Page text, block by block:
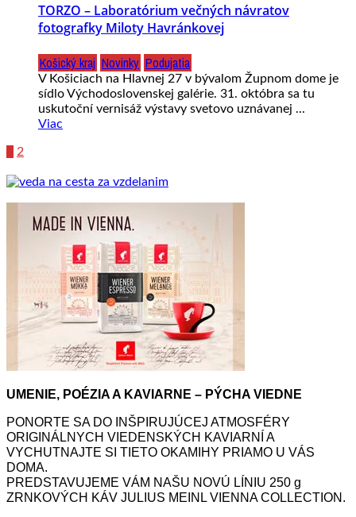
TORZO – Laboratórium večných návratov
fotografky Miloty Havránkovej
Košický kraj Novinky Podujatia
V Košiciach na Hlavnej 27 v bývalom Župnom dome je
sídlo Východoslovenskej galérie. 31. októbra sa tu
uskutoční vernisáž výstavy svetovo uznávanej ...
Viac
2
UMENIE, POÉZIA A KAVIARNE – PÝCHA VIEDNE
PONORTE SA DO INŠPIRUJÚCEJ ATMOSFÉRY
ORIGINÁLNYCH VIEDENSKÝCH KAVIARNÍ A
VYCHUTNAJTE SI TIETO OKAMIHY PRIAMO U VÁS
DOMA.
PREDSTAVUJEME VÁM NAŠU NOVÚ LÍNIU 250 g
ZRNKOVÝCH KÁV JULIUS MEINL VIENNA COLLECTION.